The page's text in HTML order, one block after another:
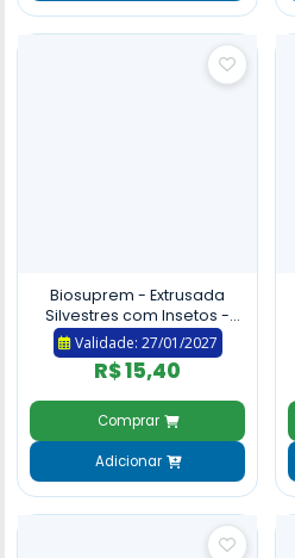
Biosuprem - Extrusada
Silvestres com Insetos -
250g
Validade: 27/01/2027
R$ 15,40
Comprar
Adicionar